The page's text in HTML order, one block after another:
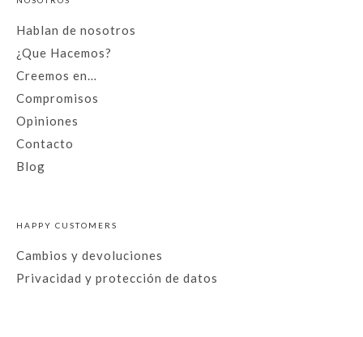
Hablan de nosotros
¿Que Hacemos?
Creemos en…
Compromisos
Opiniones
Contacto
Blog
HAPPY CUSTOMERS
Cambios y devoluciones
Privacidad y protección de datos